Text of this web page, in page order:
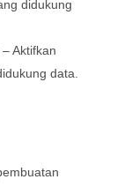
didukung
– Aktifkan
data.